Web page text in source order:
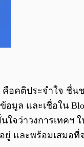
คือคติประจำใจ ชื่น
อมูล และเชื่อใน
ใจว่าวงการเทคฯ
และพร้อมเสมอที่จ